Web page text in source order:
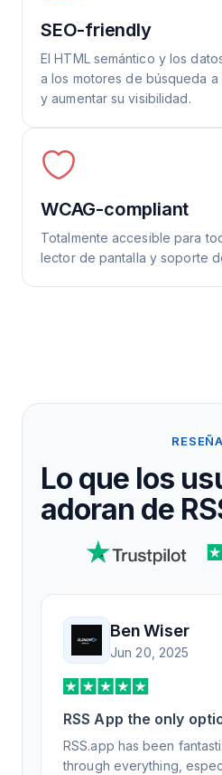
SEO-friendly
El HTML semántico y los
a los motores de búsqueda
y aumentar su visibilidad.
WCAG-compliant
Totalmente accesible para
lector de pantalla y soporte
Lo que los
adoran de
Ben Wiser
Jun 20, 2025
RSS App the only
generation
RSS.app has been
through everything,